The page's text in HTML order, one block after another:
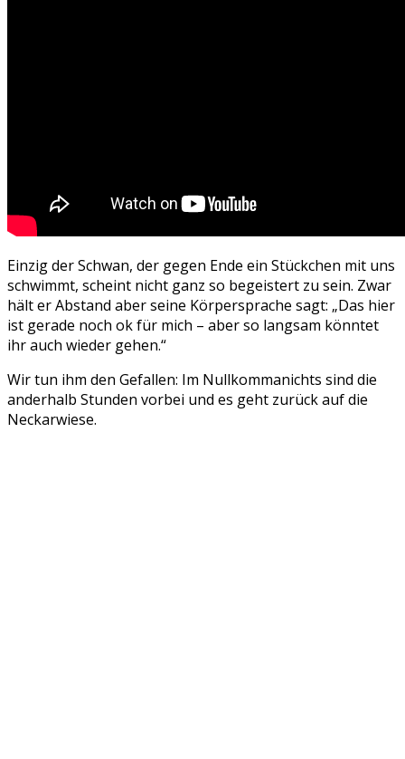
Einzig der Schwan, der gegen Ende ein Stückchen mit uns
schwimmt, scheint nicht ganz so begeistert zu sein. Zwar
hält er Abstand aber seine Körpersprache sagt: „Das hier
ist gerade noch ok für mich – aber so langsam könntet
ihr auch wieder gehen.“
Wir tun ihm den Gefallen: Im Nullkommanichts sind die
anderhalb Stunden vorbei und es geht zurück auf die
Neckarwiese.